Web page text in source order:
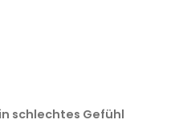
schlechtes Gefühl